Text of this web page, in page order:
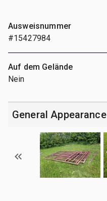
Ausweisnummer
#15427984
Auf dem Gelände
Nein
General Appearance